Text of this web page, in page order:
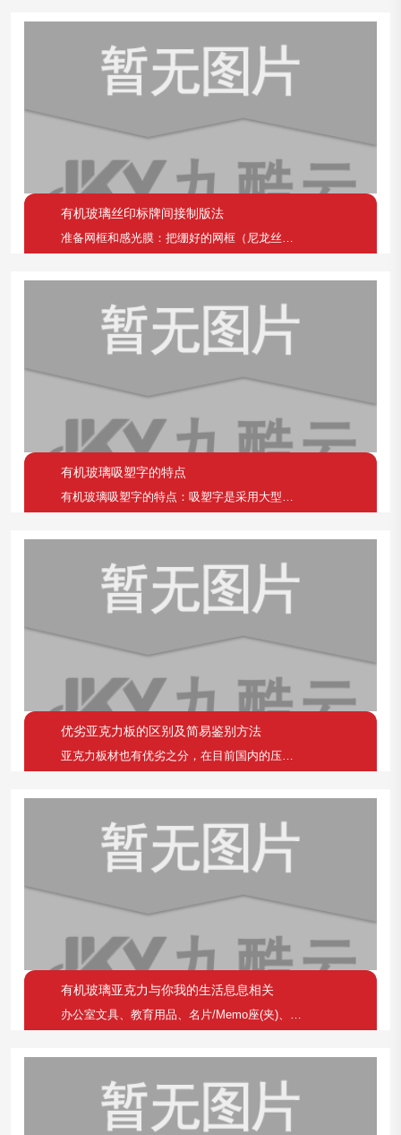
有机玻璃丝印标牌间接制版法
准备网框和感光膜：把绷好的网框（尼龙丝用220－2
有机玻璃吸塑字的特点
有机玻璃吸塑字的特点：吸塑字是采用大型吸塑机等设备（价格在3万以上）通过高温真空并与字模吸压而产生字形，吸塑字在制作首先需要用木板用雕刻机雕刻出字形模具，然后进入吸塑机吸压，最后需要制作字槽或灯箱放入光源。
优劣亚克力板的区别及简易鉴别方法
亚克力板材也有优劣之分，在目前国内的压克国板材市场上，存在着一种价格低廉、品质低下的亚克力板-回收亚克力板。
有机玻璃亚克力与你我的生活息息相关
办公室文具、教育用品、名片/Memo座(夹)、笔筒(座) 、胶带台、一般礼品、艺术品、设计师精品、相框、奖牌(杯)、雷射雕刻、钟、钥匙圈。